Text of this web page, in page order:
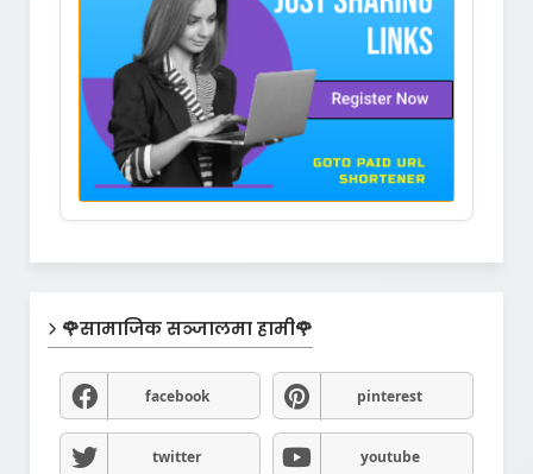
🌹सामाजिक सञ्जालमा हामी🌹
facebook pinterest
twitter youtube